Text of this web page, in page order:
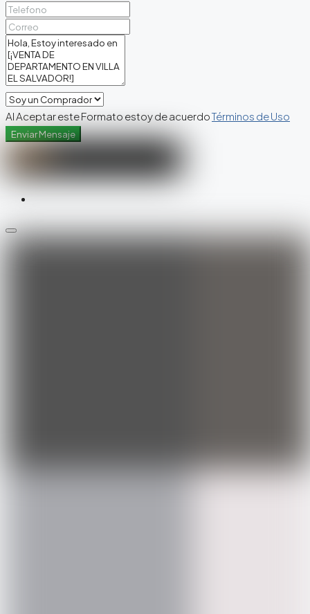
Al Aceptar este Formato estoy de acuerdoTérminos de Uso
Enviar Mensaje